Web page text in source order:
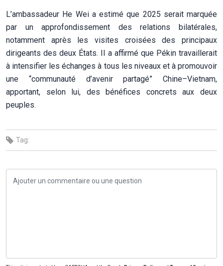
L’ambassadeur He Wei a estimé que 2025 serait marquée
par un approfondissement des relations bilatérales,
notamment après les visites croisées des principaux
dirigeants des deux États. Il a affirmé que Pékin travaillerait
à intensifier les échanges à tous les niveaux et à promouvoir
une “communauté d’avenir partagé” Chine–Vietnam,
apportant, selon lui, des bénéfices concrets aux deux
peuples.
Tag: